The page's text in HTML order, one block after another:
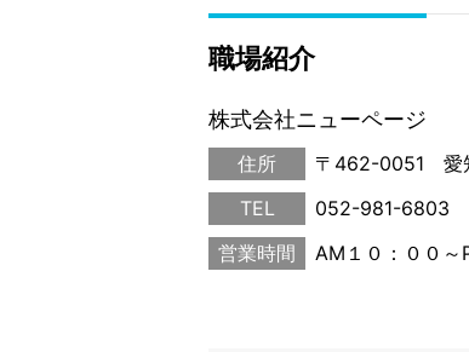
職場紹介
株式会社ニューページ
住所
〒462-0051 愛
TEL
052-981-6803
営業時間
AM１０：００～